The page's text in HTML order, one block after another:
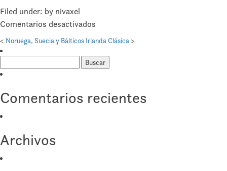
Filed under: by nivaxel
Comentarios desactivados
Irlanda
< Noruega, Suecia y Bálticos Irlanda Clásica >
Comentarios recientes
Archivos